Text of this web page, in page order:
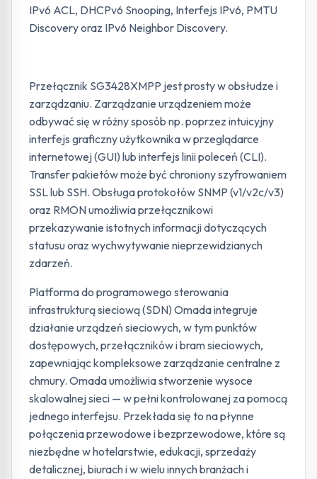
IPv6 ACL, DHCPv6 Snooping, Interfejs IPv6, PMTU
Discovery oraz IPv6 Neighbor Discovery.
Przełącznik SG3428XMPP jest prosty w obsłudze i
zarządzaniu. Zarządzanie urządzeniem może
odbywać się w różny sposób np. poprzez intuicyjny
interfejs graficzny użytkownika w przeglądarce
internetowej (GUI) lub interfejs linii poleceń (CLI).
Transfer pakietów może być chroniony szyfrowaniem
SSL lub SSH. Obsługa protokołów SNMP (v1/v2c/v3)
oraz RMON umożliwia przełącznikowi
przekazywanie istotnych informacji dotyczących
statusu oraz wychwytywanie nieprzewidzianych
zdarzeń.
Platforma do programowego sterowania
infrastrukturą sieciową (SDN) Omada integruje
działanie urządzeń sieciowych, w tym punktów
dostępowych, przełączników i bram sieciowych,
zapewniając kompleksowe zarządzanie centralne z
chmury. Omada umożliwia stworzenie wysoce
skalowalnej sieci — w pełni kontrolowanej za pomocą
jednego interfejsu. Przekłada się to na płynne
połączenia przewodowe i bezprzewodowe, które są
niezbędne w hotelarstwie, edukacji, sprzedaży
detalicznej, biurach i w wielu innych branżach i